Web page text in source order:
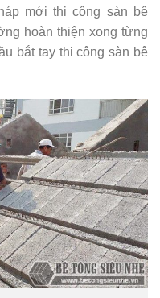
mới thi công sàn bê
hoàn thiện xong từng
bắt tay thi công sàn bê